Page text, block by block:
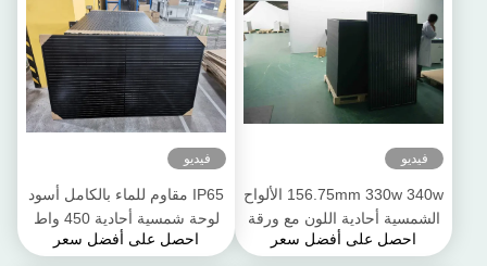
فيديو
156.75mm 330w 340w الألواح
الشمسية أحادية اللون مع ورقة
خلفية سوداء
احصل على أفضل سعر
فيديو
IP65 مقاوم للماء بالكامل أسود
لوحة شمسية أحادية 450 واط
455 واط 460 واط
احصل على أفضل سعر